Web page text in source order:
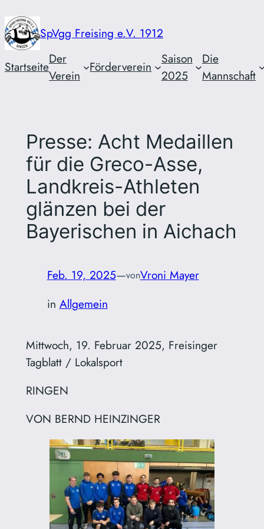
Zum
Inhalt
springen
SpVgg Freising e.V. 1912
Startseite
Der
Verein
Förderverein
Saison
2025
Die
Mannschaft
Presse: Acht Medaillen
für die Greco-Asse,
Landkreis-Athleten
glänzen bei der
Bayerischen in Aichach
Feb. 19, 2025—vonVroni Mayer
in Allgemein
Mittwoch, 19. Februar 2025, Freisinger
Tagblatt / Lokalsport
RINGEN
VON BERND HEINZINGER